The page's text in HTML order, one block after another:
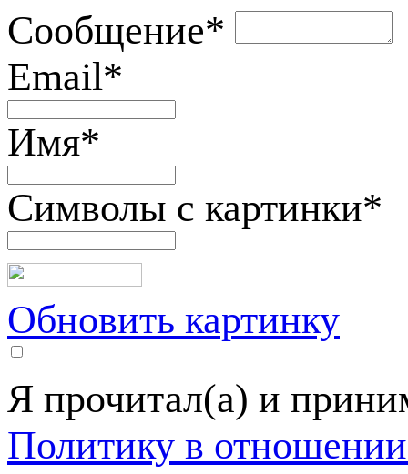
Сообщение*
Email*
Имя*
Символы с картинки*
Обновить картинку
Я прочитал(а) и
Политику в